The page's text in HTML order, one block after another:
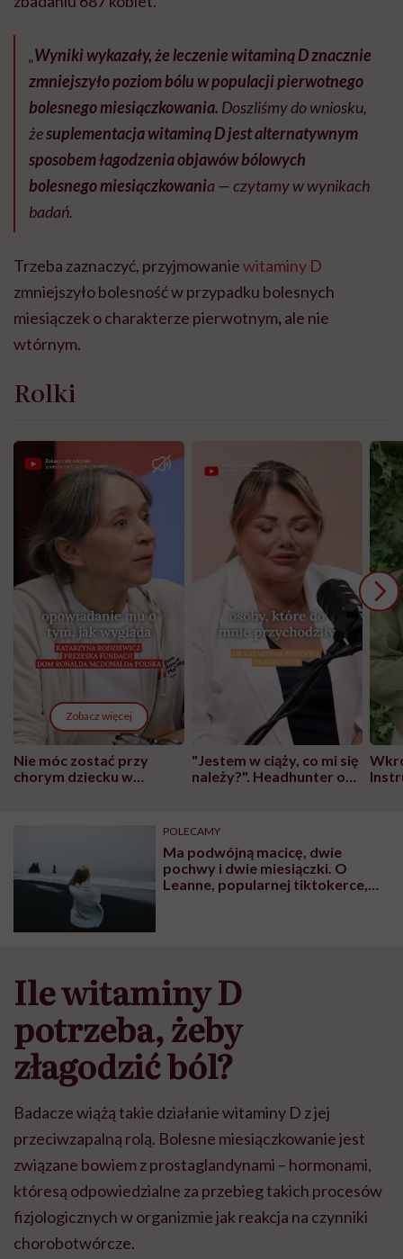
„Wyniki wykazały, że leczenie witaminą D znacznie
zmniejszyło poziom bólu w populacji pierwotnego
bolesnego miesiączkowania. Doszliśmy do wniosku,
żesuplementacjawitaminą D jest alternatywnym
sposobem łagodzenia objawów bólowych
bolesnego miesiączkowania —czytamy w wynikach
badań.
Trzeba zaznaczyć, przyjmowaniewitaminy D
zmniejszyło bolesność w przypadku bolesnych
miesiączek o charakterze pierwotnym, ale nie
wtórnym.
Rolki
Zobacz więcej
Nie móc zostać przy
chorym dziecku w
"Jestem w ciąży, co mi się
należy?". Headhunter o
pracy
POLECAMY
Ma podwójną macicę, dwie
pochwy i dwie miesiączki. O
Leanne, popularnej tiktokerce,
Ile witaminy D
potrzeba, żeby
złagodzić ból?
Badacze wiążą takie działanie witaminy D z jej
przeciwzapalną rolą. Bolesne miesiączkowanie jest
związane bowiem z prostaglandynami – hormonami,
któresą odpowiedzialne za przebieg takich procesów
fizjologicznych w organizmie jak reakcja na czynniki
chorobotwórcze.